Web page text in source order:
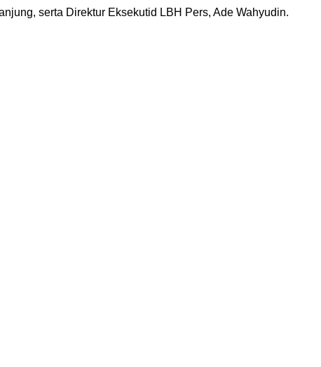
serta Direktur Eksekutid LBH Pers, Ade Wahyudin.